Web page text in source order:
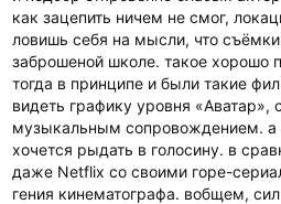
как зацепить ничем не смог,
ловишь себя на мысли, что
заброшеной школе. такое хорошо
тогда в принципе и были такие
видеть графику уровня
музыкальным сопровождением. а
хочется рыдать в голосину. в
даже Netflix со своими горе-
гения кинематографа. вобщем,